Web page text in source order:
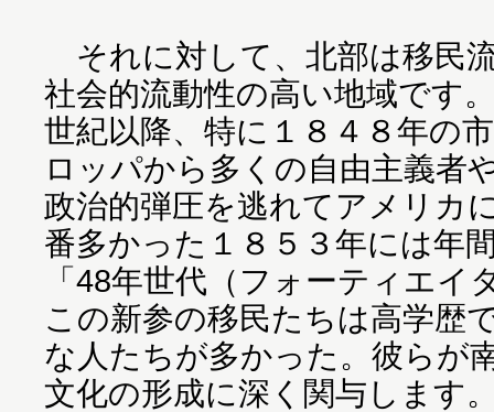
それに対して、北部は移民
社会的流動性の高い地域です
世紀以降、特に１８４８年の
ロッパから多くの自由主義者
政治的弾圧を逃れてアメリカ
番多かった１８５３年には年
「48年世代（フォーティエイ
この新参の移民たちは高学歴
な人たちが多かった。彼らが
文化の形成に深く関与します